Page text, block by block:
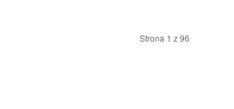
Strona 1 z 96